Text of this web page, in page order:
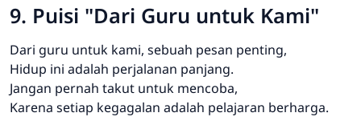
9. Puisi "Dari Guru untuk Kami"
Dari guru untuk kami, sebuah pesan penting,
Hidup ini adalah perjalanan panjang.
Jangan pernah takut untuk mencoba,
Karena setiap kegagalan adalah pelajaran berharga.